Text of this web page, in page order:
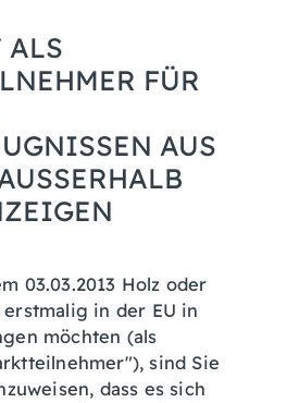
ALS
FÜR
AUS
D
03.03.2013 Holz oder
in der EU in
möchten (als
sind Sie
dass es sich